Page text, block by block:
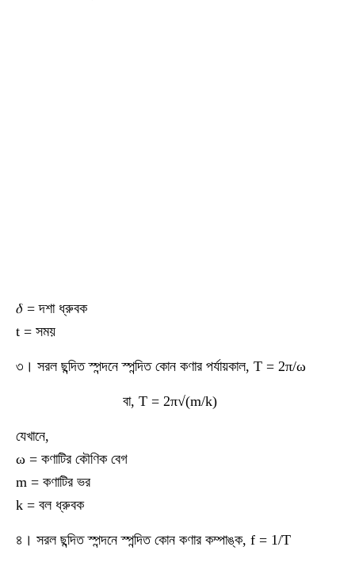
𝛿 = দশা ধ্রুবক
t = সময়
৩। সরল ছন্দিত স্পন্দনে স্পন্দিত কোন কণার পর্যায়কাল, T = 2π/ω
বা, T = 2π√(m/k)
যেখানে,
ω = কণাটির কৌণিক বেগ
m = কণাটির ভর
k = বল ধ্রুবক
৪। সরল ছন্দিত স্পন্দনে স্পন্দিত কোন কণার কম্পাঙ্ক, f = 1/T